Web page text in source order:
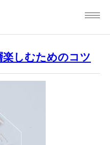
しむためのコツ